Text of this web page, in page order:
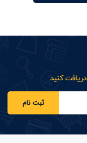
دریافت کنید.
ثبت نام